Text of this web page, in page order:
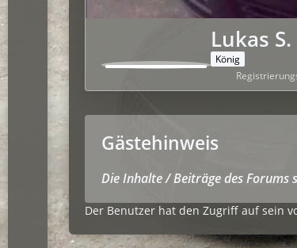
Lukas S.
König
Gästehinweis
Die Inhalte / Beiträge des
Der Benutzer hat den Zugriff auf sein